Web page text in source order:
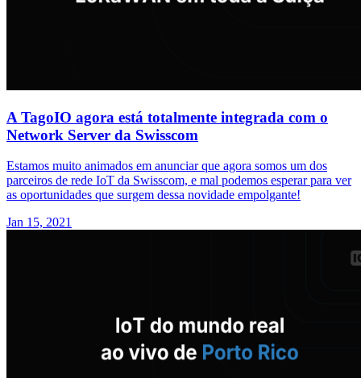
A TagoIO agora está totalmente integrada com o
Network Server da Swisscom
Estamos muito animados em anunciar que agora somos um dos
parceiros de rede IoT da Swisscom, e mal podemos esperar para ver
as oportunidades que surgem dessa novidade empolgante!
Jan 15, 2021